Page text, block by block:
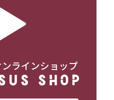
ラインショップ